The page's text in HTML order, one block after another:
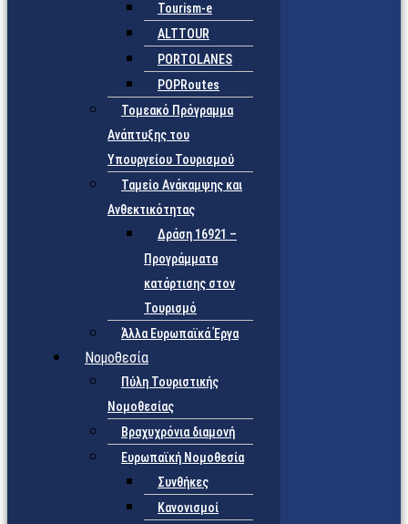
Tourism-e
ALTTOUR
PORTOLANES
POPRoutes
Τομεακό Πρόγραμμα
Ανάπτυξης του
Υπουργείου Τουρισμού
Ταμείο Ανάκαμψης και
Ανθεκτικότητας
Δράση 16921 –
Προγράμματα
κατάρτισης στον
Τουρισμό
Άλλα Ευρωπαϊκά Έργα
Νομοθεσία
Πύλη Τουριστικής
Νομοθεσίας
Βραχυχρόνια διαμονή
Ευρωπαϊκή Νομοθεσία
Συνθήκες
Κανονισμοί